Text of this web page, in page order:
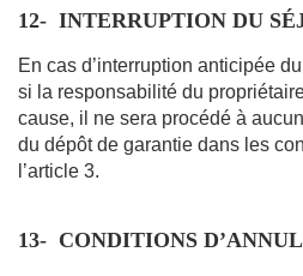
12- INTERRUPTION DU
En cas d’interruption anticipée
si la responsabilité du
cause, il ne sera procédé à
du dépôt de garantie dans les
l’article 3.
13- CONDITIONS